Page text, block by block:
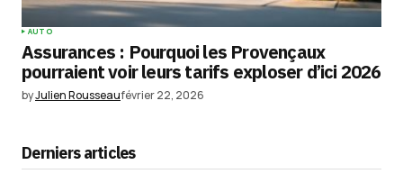
AUTO
Assurances : Pourquoi les Provençaux
pourraient voir leurs tarifs exploser d’ici 2026
byJulien Rousseaufévrier 22, 2026
Derniers articles